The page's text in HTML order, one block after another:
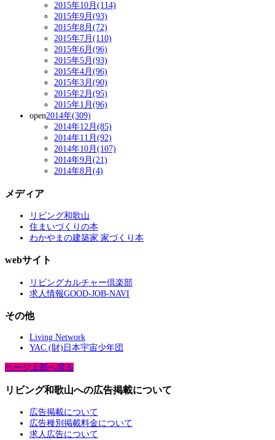
2015年10月(114)
2015年9月(93)
2015年8月(72)
2015年7月(110)
2015年6月(96)
2015年5月(93)
2015年4月(96)
2015年3月(90)
2015年2月(95)
2015年1月(96)
open2014年(309)
2014年12月(85)
2014年11月(92)
2014年10月(107)
2014年9月(21)
2014年8月(4)
メディア
リビング和歌山
住まいづくりの本
わかやまの建築家 家づくり本
webサイト
リビングカルチャー倶楽部
求人情報GOOD-JOB-NAVI
その他
Living Network
YAC (財)日本宇宙少年団
ページ上部へ戻る
リビング和歌山への広告掲載について
広告掲載について
広告種別掲載料金について
求人広告について